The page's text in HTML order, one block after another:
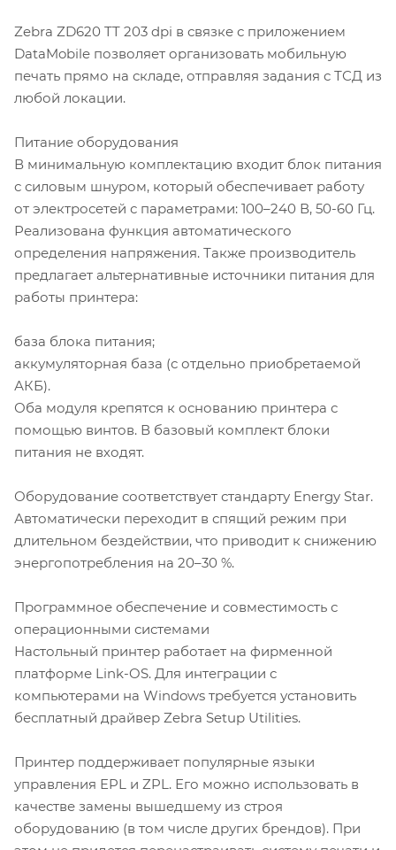
Zebra ZD620 TT 203 dpi в связке с приложением
DataMobile позволяет организовать мобильную
печать прямо на складе, отправляя задания с ТСД из
любой локации.
Питание оборудования
В минимальную комплектацию входит блок питания
с силовым шнуром, который обеспечивает работу
от электросетей с параметрами: 100–240 В, 50-60 Гц.
Реализована функция автоматического
определения напряжения. Также производитель
предлагает альтернативные источники питания для
работы принтера:
база блока питания;
аккумуляторная база (с отдельно приобретаемой
АКБ).
Оба модуля крепятся к основанию принтера с
помощью винтов. В базовый комплект блоки
питания не входят.
Оборудование соответствует стандарту Energy Star.
Автоматически переходит в спящий режим при
длительном бездействии, что приводит к снижению
энергопотребления на 20–30 %.
Программное обеспечение и совместимость с
операционными системами
Настольный принтер работает на фирменной
платформе Link-OS. Для интеграции с
компьютерами на Windows требуется установить
бесплатный драйвер Zebra Setup Utilities.
Принтер поддерживает популярные языки
управления EPL и ZPL. Его можно использовать в
качестве замены вышедшему из строя
оборудованию (в том числе других брендов). При